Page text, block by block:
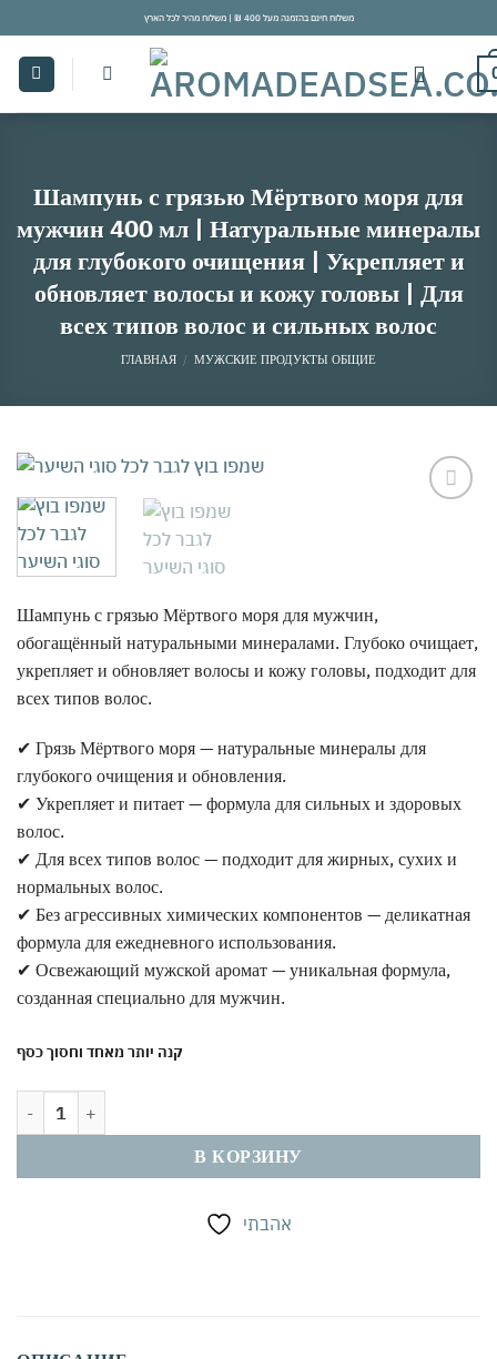
to
content
משלוח חינם בהזמנה מעל 400 ₪ | משלוח מהיר לכל הארץ
Шампунь с грязью Мёртвого моря для
мужчин 400 мл | Натуральные минералы
для глубокого очищения | Укрепляет и
обновляет волосы и кожу головы | Для
всех типов волос и сильных волос
ГЛАВНАЯ / МУЖСКИЕ ПРОДУКТЫ ОБЩИЕ
Шампунь с грязью Мёртвого моря для мужчин,
обогащённый натуральными минералами. Глубоко очищает,
укрепляет и обновляет волосы и кожу головы, подходит для
всех типов волос.
✔ Грязь Мёртвого моря — натуральные минералы для
глубокого очищения и обновления.
✔ Укрепляет и питает — формула для сильных и здоровых
волос.
✔ Для всех типов волос — подходит для жирных, сухих и
нормальных волос.
✔ Без агрессивных химических компонентов — деликатная
формула для ежедневного использования.
✔ Освежающий мужской аромат — уникальная формула,
созданная специально для мужчин.
קנה יותר מאחד וחסוך כסף
Количество товара Шампунь с грязью Мёртвого моря для
В КОРЗИНУ
אהבתי